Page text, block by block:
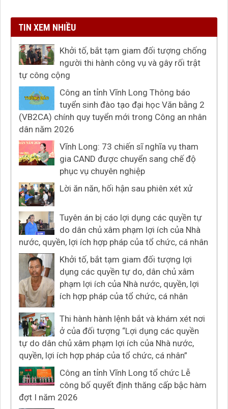
TIN XEM NHIỀU
Khởi tố, bắt tạm giam đối tượng chống
người thi hành công vụ và gây rối trật
tự công cộng
Công an tỉnh Vĩnh Long Thông báo
tuyển sinh đào tạo đại học Văn bằng 2
(VB2CA) chính quy tuyển mới trong Công an nhân
dân năm 2026
Vĩnh Long: 73 chiến sĩ nghĩa vụ tham
gia CAND được chuyển sang chế độ
phục vụ chuyên nghiệp
Lời ăn năn, hối hận sau phiên xét xử
Tuyên án bị cáo lợi dụng các quyền tự
do dân chủ xâm phạm lợi ích của Nhà
nước, quyền, lợi ích hợp pháp của tổ chức, cá nhân
Khởi tố, bắt tạm giam đối tượng lợi
dụng các quyền tự do, dân chủ xâm
phạm lợi ích của Nhà nước, quyền, lợi
ích hợp pháp của tổ chức, cá nhân
Thi hành hành lệnh bắt và khám xét nơi
ở của đối tượng “Lợi dụng các quyền
tự do dân chủ xâm phạm lợi ích của Nhà nước,
quyền, lợi ích hợp pháp của tổ chức, cá nhân”
Công an tỉnh Vĩnh Long tổ chức Lễ
công bố quyết định thăng cấp bậc hàm
đợt I năm 2026